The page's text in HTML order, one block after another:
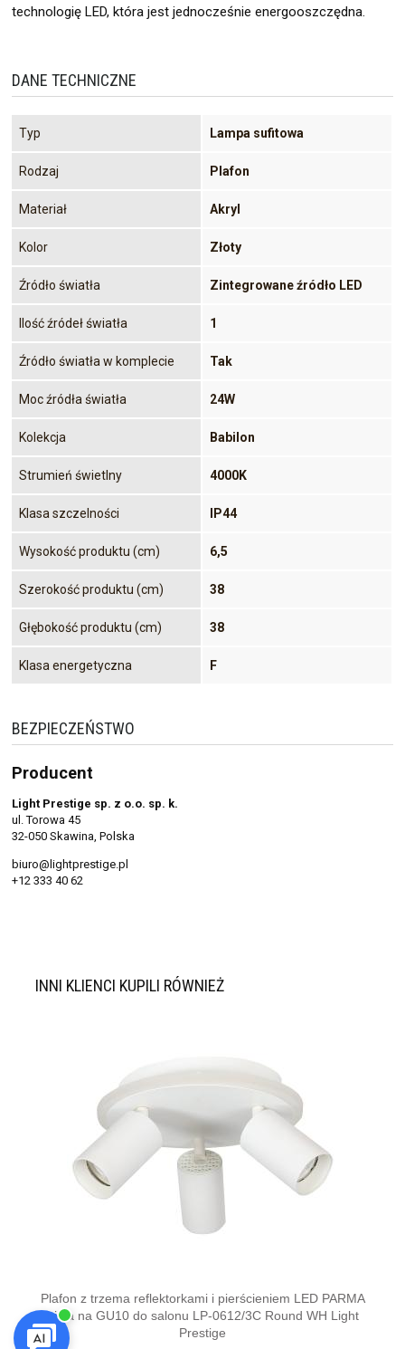
technologię LED, która jest jednocześnie energooszczędna.
DANE TECHNICZNE
Typ Lampa sufitowa
Rodzaj Plafon
Materiał Akryl
Kolor Złoty
Źródło światła Zintegrowane źródło LED
Ilość źródeł światła 1
Źródło światła w komplecie Tak
Moc źródła światła 24W
Kolekcja Babilon
Strumień świetlny 4000K
Klasa szczelności IP44
Wysokość produktu (cm) 6,5
Szerokość produktu (cm) 38
Głębokość produktu (cm) 38
Klasa energetyczna F
BEZPIECZEŃSTWO
Producent
Light Prestige sp. z o.o. sp. k.
ul. Torowa 45
32-050 Skawina, Polska
biuro@lightprestige.pl
+12 333 40 62
INNI KLIENCI KUPILI RÓWNIEŻ
Plafon z trzema reflektorkami i pierścieniem LED PARMA
biała na GU10 do salonu LP-0612/3C Round WH Light
Prestige